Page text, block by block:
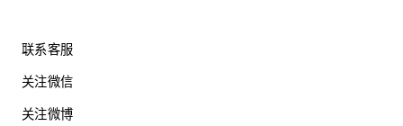
联系客服
关注微信
关注微博